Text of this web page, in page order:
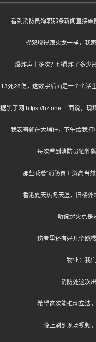
看到消防员殉职那条新闻直接破
棚架烧得跟火龙一样，我
爆炸声十多次？那得炸了多少
13死28伤，这数字后面是一个个活
据黑子网 https://hz.one 上面说，现
我表哥就在大埔住，下午给我打
每次看到消防员牺牲
那些喊着“消防员工资高当
香港夏天热冬天湿，旧楼外
听说起火点是
伤者里还有好几个跳
物业：我
消防处这次
希望这次能推动立法
晚上刷到现场视频